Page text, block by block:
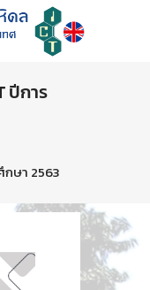
ปีการ
ษา 2563